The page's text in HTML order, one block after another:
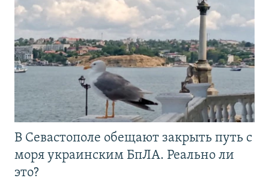
В Севастополе обещают закрыть путь с
моря украинским БпЛА. Реально ли
это?